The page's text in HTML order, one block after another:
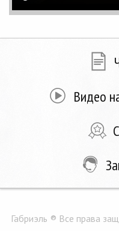
Видео
Габриэль ® Все права